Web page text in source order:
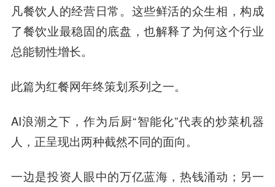
凡餐饮人的经营日常。这些鲜活的众生相，构成
了餐饮业最稳固的底盘，也解释了为何这个行业
总能韧性增长。
此篇为红餐网年终策划系列之一。
AI浪潮之下，作为后厨“智能化”代表的炒菜机器
人，正呈现出两种截然不同的面向。
一边是投资人眼中的万亿蓝海，热钱涌动；另一